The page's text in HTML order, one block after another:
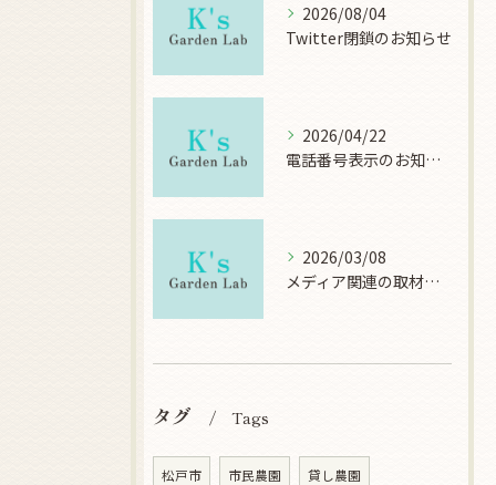
2026/08/04
Twitter閉鎖のお知らせ
2026/04/22
電話番号表示のお知らせ
2026/03/08
メディア関連の取材について
タグ Tags
松戸市 市民農園 貸し農園